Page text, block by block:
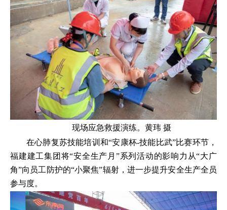
现场应急救援演练。黄玮 摄
在心肺复苏技能培训和“安康杯-技能比武”比赛环节，
福建建工集团将“安全生产月”系列活动的影响力从“大广
角”向员工防护的“小聚焦”辐射，进一步提升安全生产全员
参与度。